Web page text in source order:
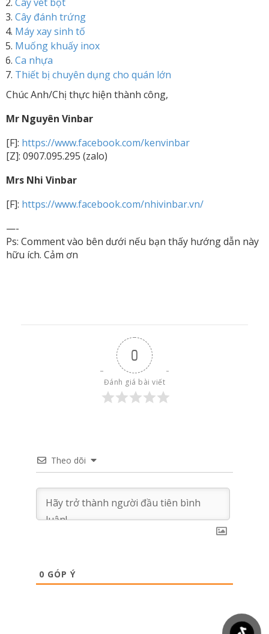
Cây đánh trứng
Máy xay sinh tố
Muống khuấy inox
Ca nhựa
Thiết bị chuyên dụng cho quán lớn
Chúc Anh/Chị thực hiện thành công,
Mr Nguyên Vinbar
[F]: https://www.facebook.com/kenvinbar
[Z]: 0907.095.295 (zalo)
Mrs Nhi Vinbar
[F]: https://www.facebook.com/nhivinbar.vn/
—-
Ps: Comment vào bên dưới nếu bạn thấy hướng dẫn này
hữu ích. Cảm ơn
0
Đánh giá bài viết
Theo dõi
0 GÓP Ý